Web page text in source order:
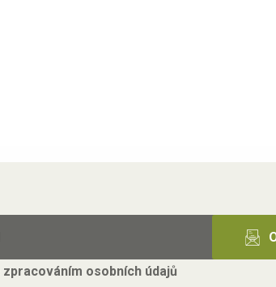
zpracováním osobních údajů